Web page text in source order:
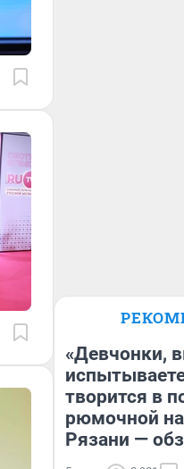
«Девчонки,
творится в
рюмочной
Рязани —